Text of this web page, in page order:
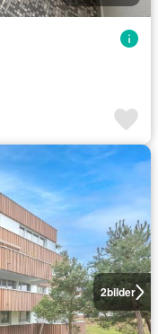
2bilder